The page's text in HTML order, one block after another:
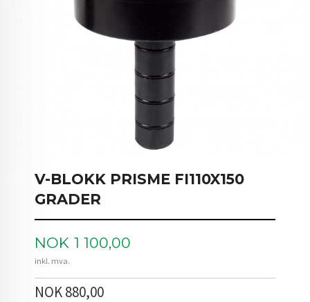
V-BLOKK PRISME FI110X150
GRADER
Pris
NOK 1 100,00
inkl. mva.
NOK 880,00